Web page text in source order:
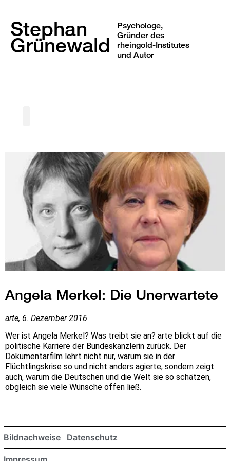
Stephan
Grünewald
Psychologe,
Gründer des
rheingold-Institutes
und Autor
Angela Merkel: Die Unerwartete
arte, 6. Dezember 2016
Wer ist Angela Merkel? Was treibt sie an? arte blickt auf die
politische Karriere der Bundeskanzlerin zurück. Der
Dokumentarfilm lehrt nicht nur, warum sie in der
Flüchtlingskrise so und nicht anders agierte, sondern zeigt
auch, warum die Deutschen und die Welt sie so schätzen,
obgleich sie viele Wünsche offen ließ.
Bildnachweise Datenschutz